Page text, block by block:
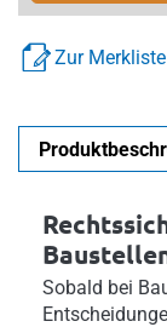
Zur
Sobald bei